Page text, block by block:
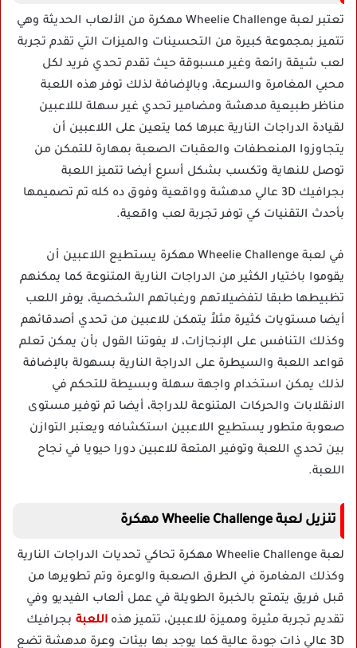
تعتبر لعبة Wheelie Challenge مهكرة من الألعاب الحديثة وهي
تتميز بمجموعة كبيرة من التحسينات والميزات التي تقدم تجربة
لعب شيقة رائعة وغير مسبوقة حيث تقدم تحدي فريد لكل
محبي المغامرة والسرعة، وبالإضافة لذلك توفر هذه اللعبة
مناظر طبيعية مدهشة ومضامير تحدي غير سهلة لللاعبين
لقيادة الدراجات النارية عبرها كما يتعين على اللاعبين أن
يتجاوزوا المنعطفات والعقبات الصعبة بمهارة للتمكن من
توصل للنهاية وتكسب بشكل أسرع أيضا تتميز اللعبة
بجرافيك 3D عالي مدهشة وواقعية وفوق ده كله تم تصميمها
بأحدث التقنيات كي توفر تجربة لعب واقعية.
في لعبة Wheelie Challenge مهكرة يستطيع اللاعبين أن
يقوموا باختيار الكثير من الدراجات النارية المتنوعة كما يمكنهم
تظبيطها طبقا لتفضيلاتهم ورغباتهم الشخصية، يوفر اللعب
أيضا مستويات كثيرة مثلاً يتمكن للاعبين من تحدي أصدقائهم
وكذلك التنافس على الإنجازات، لا يفوتنا القول بأن يمكن تعلم
قواعد اللعبة والسيطرة على الدراجة النارية بسهولة بالإضافة
لذلك يمكن استخدام واجهة سهلة وبسيطة للتحكم في
الانقلابات والحركات المتنوعة للدراجة، أيضا تم توفير مستوى
صعوبة متطور يستطيع اللاعبين استكشافه ويعتبر التوازن
بين تحدي اللعبة وتوفير المتعة للاعبين دورا حيويا في نجاح
اللعبة.
تنزيل لعبة Wheelie Challenge مهكرة
لعبة Wheelie Challenge مهكرة تحاكي تحديات الدراجات النارية
وكذلك المغامرة في الطرق الصعبة والوعرة وتم تطويرها من
قبل فريق يتمتع بالخبرة الطويلة في عمل ألعاب الفيديو وفي
تقديم تجربة مثيرة ومميزة للاعبين، تتميز هذه اللعبة بجرافيك
3D عالي ذات جودة عالية كما يوجد بها بيئات وعرة مدهشة تضع